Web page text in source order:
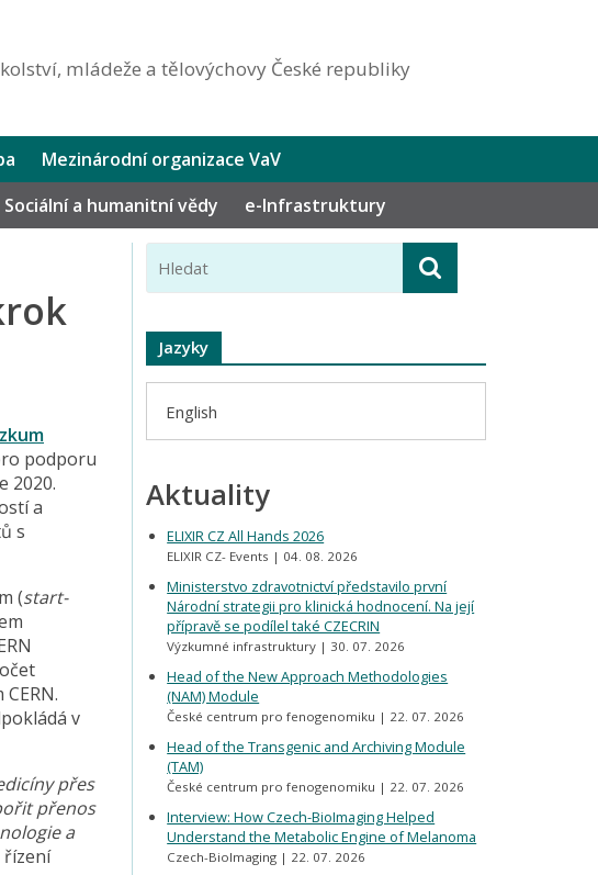
mládeže a tělovýchovy České republiky
Mezinárodní organizace VaV
Sociální a humanitní vědy e-Infrastruktury
podporu
2020.
a
s
(start-
v
přes
přenos
a
Jazyky
English
Aktuality
ELIXIR CZ All Hands 2026
ELIXIR CZ- Events 04. 08. 2026
Ministerstvo zdravotnictví představilo první
Národní strategii pro klinická hodnocení. Na její
přípravě se podílel také CZECRIN
Výzkumné infrastruktury 30. 07. 2026
Head of the New Approach Methodologies
(NAM) Module
České centrum pro fenogenomiku 22. 07. 2026
Head of the Transgenic and Archiving Module
(TAM)
České centrum pro fenogenomiku 22. 07. 2026
Interview: How Czech-BioImaging Helped
Understand the Metabolic Engine of Melanoma
Czech-BioImaging 22. 07. 2026